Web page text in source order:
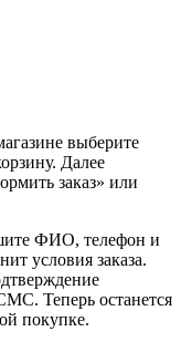
выберите
Далее
заказ» или
ФИО, телефон и
условия заказа.
Теперь останется
покупке.